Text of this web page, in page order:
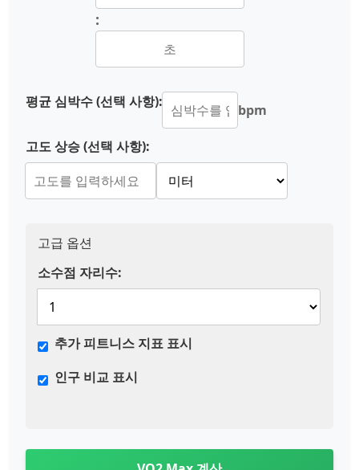
:
평균 심박수 (선택 사항): bpm
고도 상승 (선택 사항):
고급 옵션
소수점 자리수:
추가 피트니스 지표 표시
인구 비교 표시